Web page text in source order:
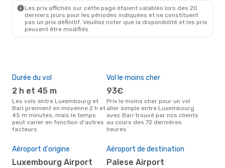
LUX- BRI
Lufthansa2 Escales
BRI- LUX
Les prix affichés sur cette page étaient valables lors des 20
derniers jours pour les périodes indiquées et ne constituent
pas un prix définitif. Veuillez noter que la disponibilité et les prix
peuvent être modifiés.
Durée du vol
2 h et 45 m
Les vols entre Luxembourg et
Bari prennent en moyenne 2 h et
45 m minutes, mais le temps
peut varier en fonction d'autres
facteurs
Vol le moins cher
93€
Prix le moins cher pour un vol
aller simple entre Luxembourg
avec Bari trouvé par nos clients
au cours des 72 dernières
heures
Aéroport d'origine
Luxembourg Airport
Aéroport de destination
Palese Airport